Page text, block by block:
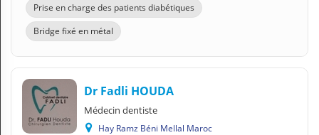
Prise en charge des patients diabétiques
Bridge fixé en métal
Dr Fadli HOUDA
Médecin dentiste
Hay Ramz Béni Mellal Maroc